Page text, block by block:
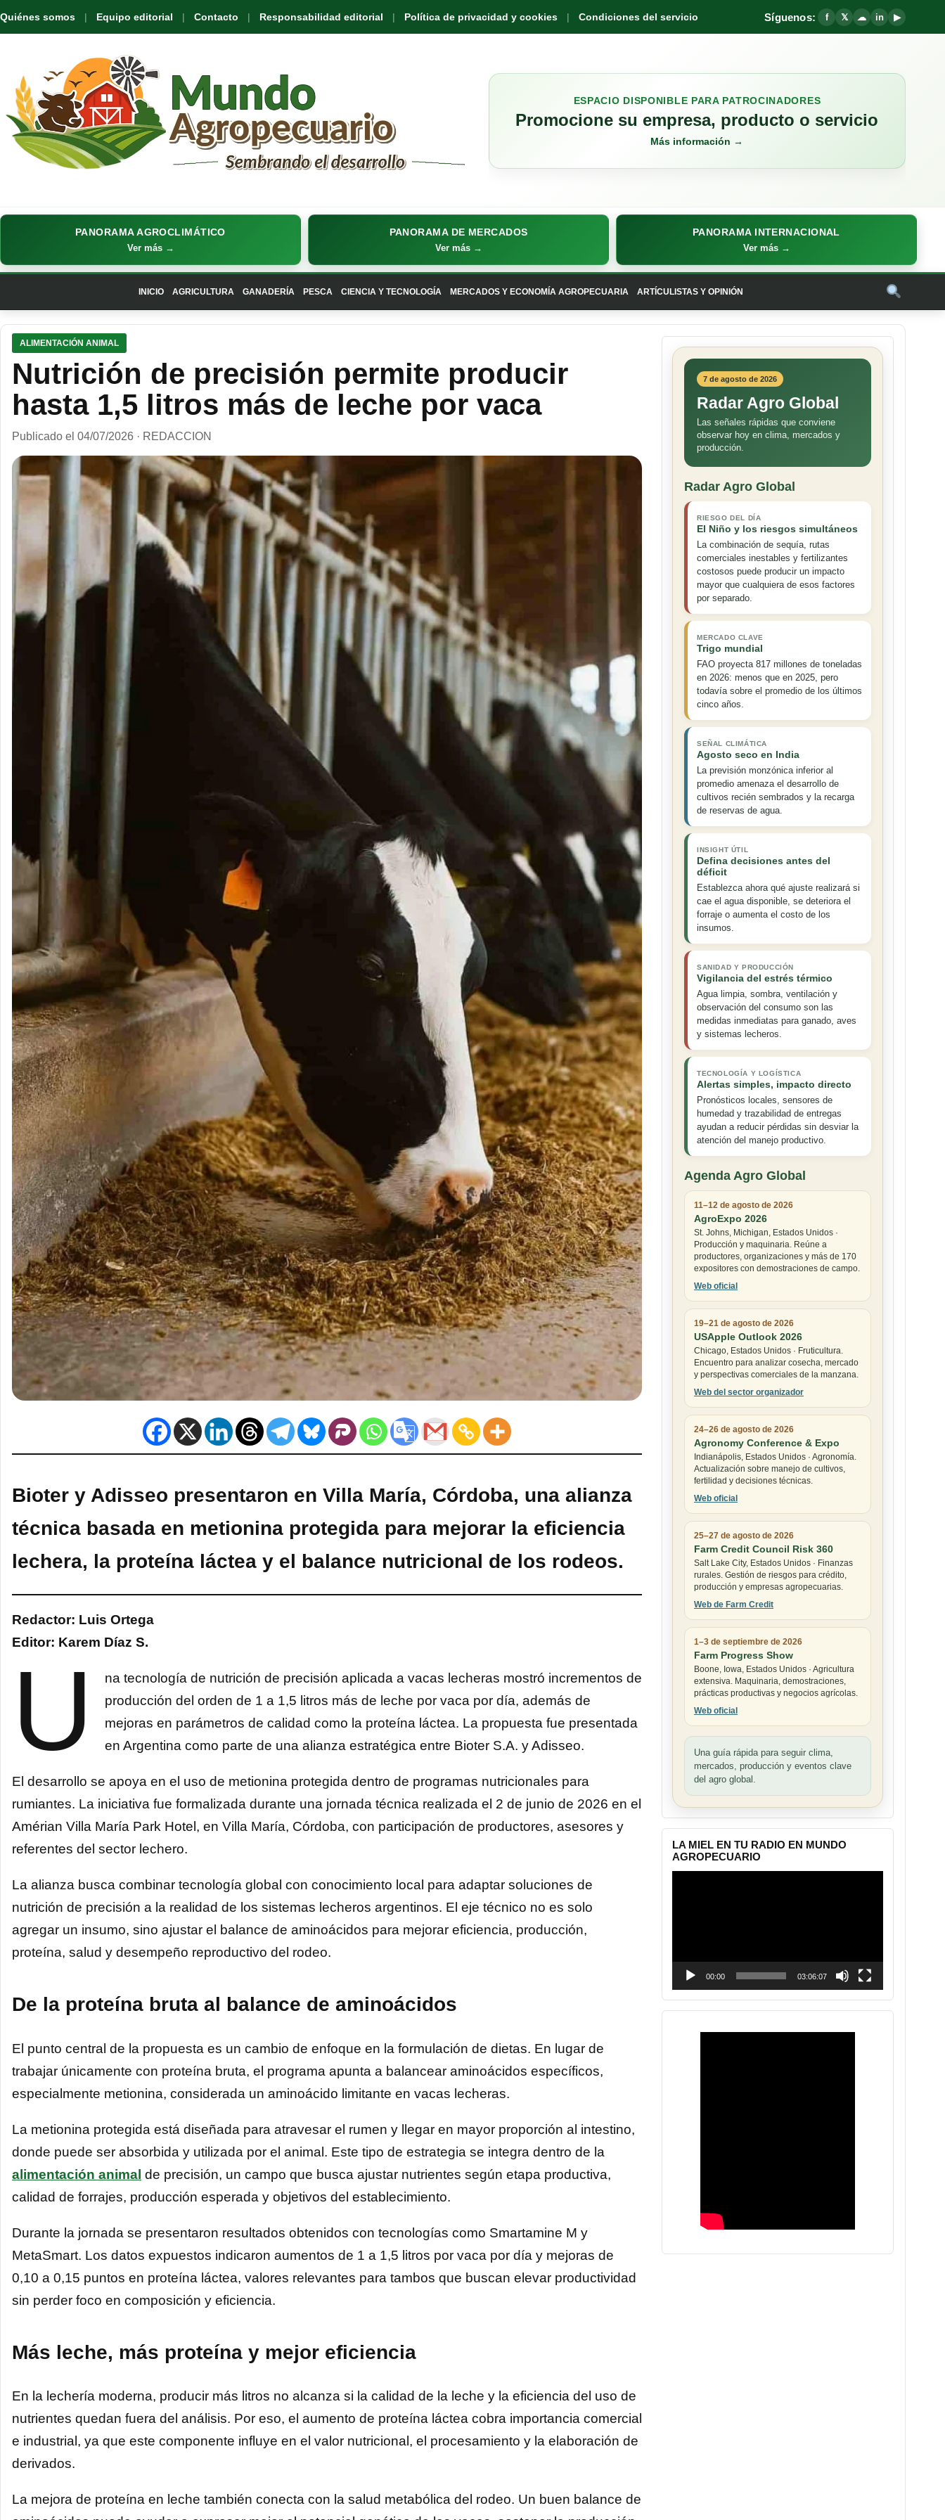
Quiénes somos Equipo editorial Contacto Responsabilidad editorial Política de privacidad y cookies Condiciones del servicio Síguenos: f 𝕏 ☁ in ▶
ESPACIO DISPONIBLE PARA PATROCINADORES
Promocione su empresa, producto o servicio
Más información →
PANORAMA AGROCLIMÁTICO
Ver más →
PANORAMA DE MERCADOS
Ver más →
PANORAMA INTERNACIONAL
Ver más →
INICIO AGRICULTURA GANADERÍA PESCA CIENCIA Y TECNOLOGÍA MERCADOS Y ECONOMÍA AGROPECUARIA ARTÍCULISTAS Y OPINIÓN
ALIMENTACIÓN ANIMAL
Nutrición de precisión permite producir
hasta 1,5 litros más de leche por vaca
Publicado el 04/07/2026 · REDACCION
Bioter y Adisseo presentaron en Villa María, Córdoba, una alianza
técnica basada en metionina protegida para mejorar la eficiencia
lechera, la proteína láctea y el balance nutricional de los rodeos.
Redactor: Luis Ortega
Editor: Karem Díaz S.
U
na tecnología de nutrición de precisión aplicada a vacas lecheras mostró incrementos de
producción del orden de 1 a 1,5 litros más de leche por vaca por día, además de
mejoras en parámetros de calidad como la proteína láctea. La propuesta fue presentada
en Argentina como parte de una alianza estratégica entre Bioter S.A. y Adisseo.
El desarrollo se apoya en el uso de metionina protegida dentro de programas nutricionales para
rumiantes. La iniciativa fue formalizada durante una jornada técnica realizada el 2 de junio de 2026 en el
Amérian Villa María Park Hotel, en Villa María, Córdoba, con participación de productores, asesores y
referentes del sector lechero.
La alianza busca combinar tecnología global con conocimiento local para adaptar soluciones de
nutrición de precisión a la realidad de los sistemas lecheros argentinos. El eje técnico no es solo
agregar un insumo, sino ajustar el balance de aminoácidos para mejorar eficiencia, producción,
proteína, salud y desempeño reproductivo del rodeo.
De la proteína bruta al balance de aminoácidos
El punto central de la propuesta es un cambio de enfoque en la formulación de dietas. En lugar de
trabajar únicamente con proteína bruta, el programa apunta a balancear aminoácidos específicos,
especialmente metionina, considerada un aminoácido limitante en vacas lecheras.
La metionina protegida está diseñada para atravesar el rumen y llegar en mayor proporción al intestino,
donde puede ser absorbida y utilizada por el animal. Este tipo de estrategia se integra dentro de la
alimentación animal de precisión, un campo que busca ajustar nutrientes según etapa productiva,
calidad de forrajes, producción esperada y objetivos del establecimiento.
Durante la jornada se presentaron resultados obtenidos con tecnologías como Smartamine M y
MetaSmart. Los datos expuestos indicaron aumentos de 1 a 1,5 litros por vaca por día y mejoras de
0,10 a 0,15 puntos en proteína láctea, valores relevantes para tambos que buscan elevar productividad
sin perder foco en composición y eficiencia.
Más leche, más proteína y mejor eficiencia
En la lechería moderna, producir más litros no alcanza si la calidad de la leche y la eficiencia del uso de
nutrientes quedan fuera del análisis. Por eso, el aumento de proteína láctea cobra importancia comercial
e industrial, ya que este componente influye en el valor nutricional, el procesamiento y la elaboración de
derivados.
La mejora de proteína en leche también conecta con la salud metabólica del rodeo. Un buen balance de
7 de agosto de 2026
Radar Agro Global
Las señales rápidas que conviene
observar hoy en clima, mercados y
producción.
Radar Agro Global
RIESGO DEL DÍA
El Niño y los riesgos simultáneos
La combinación de sequía, rutas
comerciales inestables y fertilizantes
costosos puede producir un impacto
mayor que cualquiera de esos factores
por separado.
MERCADO CLAVE
Trigo mundial
FAO proyecta 817 millones de toneladas
en 2026: menos que en 2025, pero
todavía sobre el promedio de los últimos
cinco años.
SEÑAL CLIMÁTICA
Agosto seco en India
La previsión monzónica inferior al
promedio amenaza el desarrollo de
cultivos recién sembrados y la recarga
de reservas de agua.
INSIGHT ÚTIL
Defina decisiones antes del
déficit
Establezca ahora qué ajuste realizará si
cae el agua disponible, se deteriora el
forraje o aumenta el costo de los
insumos.
SANIDAD Y PRODUCCIÓN
Vigilancia del estrés térmico
Agua limpia, sombra, ventilación y
observación del consumo son las
medidas inmediatas para ganado, aves
y sistemas lecheros.
TECNOLOGÍA Y LOGÍSTICA
Alertas simples, impacto directo
Pronósticos locales, sensores de
humedad y trazabilidad de entregas
ayudan a reducir pérdidas sin desviar la
atención del manejo productivo.
Agenda Agro Global
11–12 de agosto de 2026
AgroExpo 2026
St. Johns, Michigan, Estados Unidos ·
Producción y maquinaria. Reúne a
productores, organizaciones y más de 170
expositores con demostraciones de campo.
Web oficial
19–21 de agosto de 2026
USApple Outlook 2026
Chicago, Estados Unidos · Fruticultura.
Encuentro para analizar cosecha, mercado
y perspectivas comerciales de la manzana.
Web del sector organizador
24–26 de agosto de 2026
Agronomy Conference & Expo
Indianápolis, Estados Unidos · Agronomía.
Actualización sobre manejo de cultivos,
fertilidad y decisiones técnicas.
Web oficial
25–27 de agosto de 2026
Farm Credit Council Risk 360
Salt Lake City, Estados Unidos · Finanzas
rurales. Gestión de riesgos para crédito,
producción y empresas agropecuarias.
Web de Farm Credit
1–3 de septiembre de 2026
Farm Progress Show
Boone, Iowa, Estados Unidos · Agricultura
extensiva. Maquinaria, demostraciones,
prácticas productivas y negocios agrícolas.
Web oficial
Una guía rápida para seguir clima,
mercados, producción y eventos clave
del agro global.
LA MIEL EN TU RADIO EN MUNDO
AGROPECUARIO
00:00 03:06:07